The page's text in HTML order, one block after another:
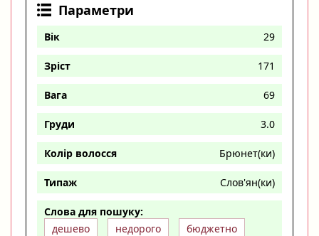
Параметри
Вік 29
Зріст 171
Вага 69
Груди 3.0
Колір волосся Брюнет(ки)
Типаж Слов'ян(ки)
Слова для пошуку:
дешево
недорого
бюджетно